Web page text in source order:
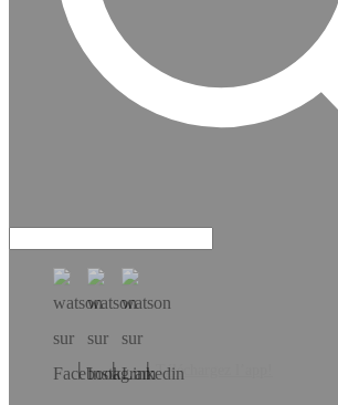
Téléchargez l’app!